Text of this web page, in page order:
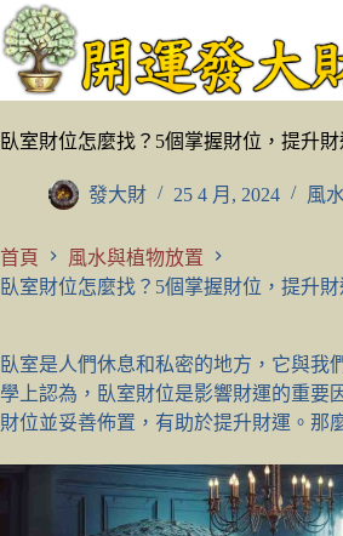
跳
至
主
要
內
臥室財位怎麼找？5個掌握財位，提升
發大財 25 4 月, 2024 風
首頁
風水與植物放置
臥室財位怎麼找？5個掌握財位，提升
臥室是人們休息和私密的地方，它與我
學上認為，臥室財位是影響財運的重要
財位並妥善佈置，有助於提升財運。那